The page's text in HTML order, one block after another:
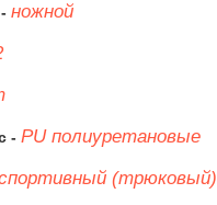
ножной
- PU полиуретановые
(трюковый)